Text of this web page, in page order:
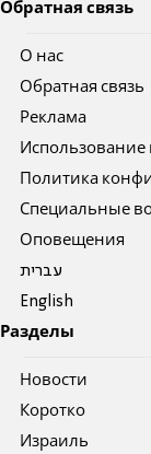
Обратная связь
О нас
Обратная связь
Реклама
Политика
Специальные
Оповещения
עברית
English
Разделы
Новости
Коротко
Израиль